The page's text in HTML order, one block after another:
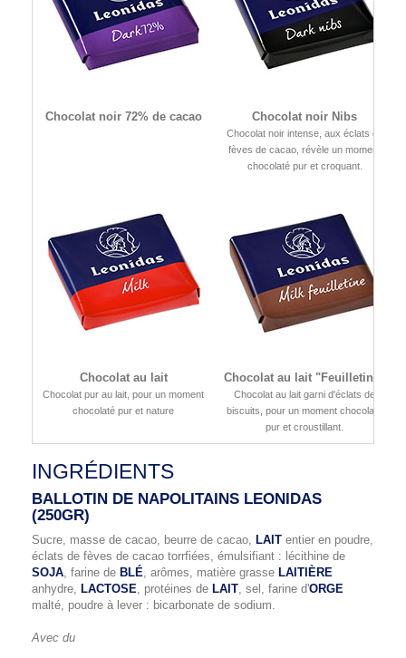
Chocolat noir 72% de cacao Chocolat noir Nibs
Chocolat noir intense, aux éclats de
fèves de cacao, révèle un moment
chocolaté pur et croquant.
Chocolat au lait
Chocolat pur au lait, pour un moment
chocolaté pur et nature
Chocolat au lait "Feuilletine"
Chocolat au lait garni d'éclats de
biscuits, pour un moment chocolaté
pur et croustillant.
INGRÉDIENTS
BALLOTIN DE NAPOLITAINS LEONIDAS
(250GR)
Sucre, masse de cacao, beurre de cacao, LAIT entier en poudre,
éclats de fèves de cacao torrfiées, émulsifiant : lécithine de
SOJA, farine de BLÉ, arômes, matière grasse LAITIÈRE
anhydre, LACTOSE, protéines de LAIT, sel, farine d'ORGE
malté, poudre à lever : bicarbonate de sodium.
Avec du